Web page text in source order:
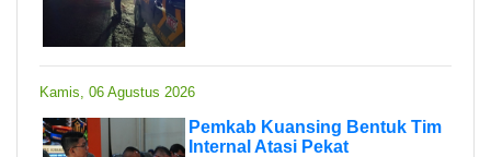
Kamis, 06 Agustus 2026
Pemkab Kuansing Bentuk Tim
Internal Atasi Pekat